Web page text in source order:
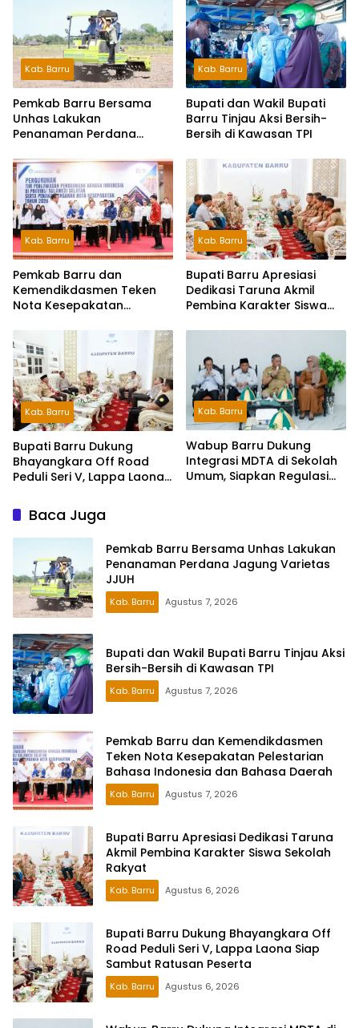
Kab. Barru
Pemkab Barru Bersama
Unhas Lakukan
Penanaman Perdana
Kab. Barru
Bupati dan Wakil Bupati
Barru Tinjau Aksi Bersih-
Bersih di Kawasan TPI
Kab. Barru
Pemkab Barru dan
Kemendikdasmen Teken
Nota Kesepakatan
Indonesia dan Bahasa
Daerah
Kab. Barru
Bupati Barru Apresiasi
Dedikasi Taruna Akmil
Pembina Karakter Siswa
Kab. Barru
Bupati Barru Dukung
Bhayangkara Off Road
Peduli Seri V, Lappa Laona
Peserta
Kab. Barru
Wabup Barru Dukung
Integrasi MDTA di Sekolah
Umum, Siapkan Regulasi
Baca Juga
Pemkab Barru Bersama Unhas Lakukan
Penanaman Perdana Jagung Varietas
JJUH
Kab. Barru Agustus 7, 2026
Bupati dan Wakil Bupati Barru Tinjau Aksi
Bersih-Bersih di Kawasan TPI
Kab. Barru Agustus 7, 2026
Pemkab Barru dan Kemendikdasmen
Teken Nota Kesepakatan Pelestarian
Bahasa Indonesia dan Bahasa Daerah
Kab. Barru Agustus 7, 2026
Bupati Barru Apresiasi Dedikasi Taruna
Akmil Pembina Karakter Siswa Sekolah
Rakyat
Kab. Barru Agustus 6, 2026
Bupati Barru Dukung Bhayangkara Off
Road Peduli Seri V, Lappa Laona Siap
Sambut Ratusan Peserta
Kab. Barru Agustus 6, 2026